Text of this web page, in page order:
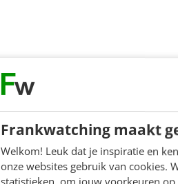
Frankwatching maakt
Welkom! Leuk dat je inspiratie en
onze websites gebruik van cookies.
statistieken, om jouw voorkeuren